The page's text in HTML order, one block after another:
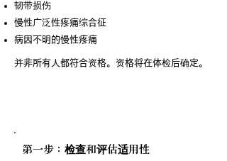
韧带损伤
慢性广泛性疼痛综合征
病因不明的慢性疼痛
并非所有人都符合资格。资格将在体检后确定。
第一步：检查和评估适用性